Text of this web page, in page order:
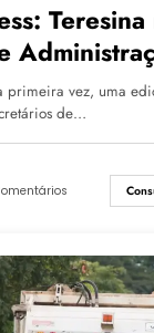
dias 6 e 7
primeira vez, uma
de…